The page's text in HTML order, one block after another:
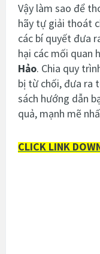
Vậy làm sao để
hãy tự giải thoát
các bí quyết đưa
hại các mối quan
Hảo. Chia quy
bị từ chối, đưa ra
sách hướng dẫn
quả, mạnh mẽ
CLICK LINK